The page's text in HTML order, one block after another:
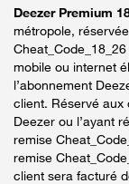
Deezer Premium
métropole,
mobile ou internet
l’abonnement
client. Réservé aux
Deezer ou l’ayant
remise
remise
client sera facturé